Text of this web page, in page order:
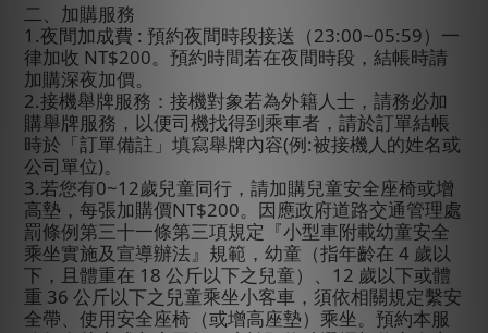
二、加購服務
1.夜間加成費 : 預約夜間時段接送（23:00~05:59）一
律加收 NT$200。預約時間若在夜間時段，結帳時請
加購深夜加價。
2.接機舉牌服務：接機對象若為外籍人士，請務必加
購舉牌服務，以便司機找得到乘車者，請於訂單結帳
時於「訂單備註」填寫舉牌內容(例:被接機人的姓名或
公司單位)。
3.若您有0~12歲兒童同行，請加購兒童安全座椅或增
高墊，每張加購價NT$200。因應政府道路交通管理處
罰條例第三十一條第三項規定『小型車附載幼童安全
乘坐實施及宣導辦法』規範，幼童（指年齡在 4 歲以
下，且體重在 18 公斤以下之兒童）、 12 歲以下或體
重 36 公斤以下之兒童乘坐小客車，須依相關規定繫安
全帶、使用安全座椅（或增高座墊）乘坐。預約本服